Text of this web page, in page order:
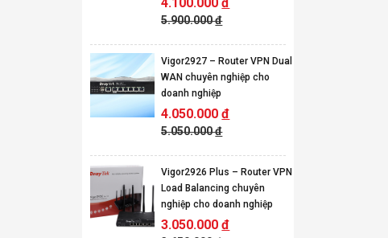
5.900.000đ
Vigor2927 – Router VPN Dual
WAN chuyên nghiệp cho
doanh nghiệp
4.050.000đ
5.050.000đ
Vigor2926 Plus – Router VPN
Load Balancing chuyên
nghiệp cho doanh nghiệp
3.050.000đ